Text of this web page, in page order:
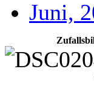
Juni,